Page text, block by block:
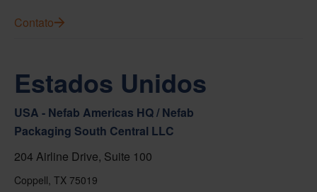
Contato
Estados Unidos
USA - Nefab Americas HQ / Nefab
Packaging South Central LLC
204 Airline Drive, Suite 100
Coppell, TX 75019